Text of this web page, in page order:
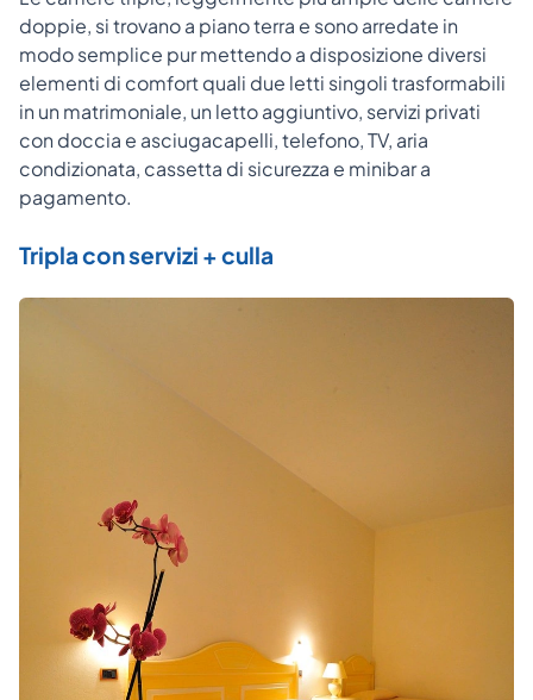
doppie, si trovano a piano terra e sono arredate in
modo semplice pur mettendo a disposizione diversi
elementi di comfort quali due letti singoli trasformabili
in un matrimoniale, un letto aggiuntivo, servizi privati
con doccia e asciugacapelli, telefono, TV, aria
condizionata, cassetta di sicurezza e minibar a
pagamento.
Tripla con servizi + culla